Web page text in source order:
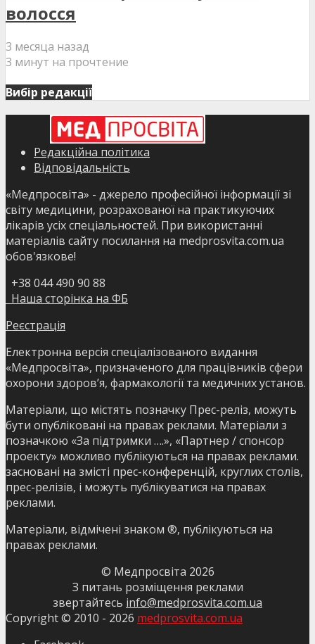
волосся
3 месяца назад
3 минут на прочтение
Вибір редакції
Редакційна політика
Відповідальність
«Медпросвіта» - джерело професійної інформації зі
світу медицини, розрахованої на практикуючих
лікарів усіх спеціальностей. При використанні
матеріалів сайту посилання на medprosvita.com.ua
обов'язкове!
+38 044 490 90 88
Наша сторінка на ФБ
Реєстрація
Електронна версія спеціалізованого видання
«Медпросвіта», призначеного для працівників сфери
охорони здоров’я, фармакології та медичних установ.
Матеріали, що містять позначку Прес-реліз, можуть
бути опубліковані на правах реклами. Матеріали з
позначкою «За підтримки ….», «Партнер / спонсор
проекту» можливо публікуються на правах реклами.
засновані на змісті прес-конференцій, круглих столів,
прес-релізів, і можуть публікуватися на правах
реклами.
Матеріали, відмічені знаком ®, публікуються на
правах реклами.
© Медпросвіта 2026
З питань розміщення реклами
звертайтесь info@medprosvita.com.ua
Copyright © 2010 - 2026 medprosvita.com.ua